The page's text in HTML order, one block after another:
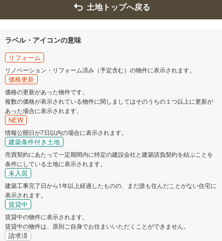
土地トップへ戻る
ラベル・アイコンの意味
リフォーム
リノベーション・リフォーム済み（予定含む）の物件に表示されます。
価格更新
価格の更新があった物件です。
複数の価格が表示されている物件に関しましてはそのうちの１つ以上に更新が
あった場合に表示されます。
NEW
情報公開日が7日以内の場合に表示されます。
建築条件付き土地
売買契約にあたって一定期間内に特定の建設会社と建築請負契約を結ぶことを
条件にしている土地に表示されます。
未入居
建築工事完了日から1年以上経過したものの、まだ誰も住んだことがない住宅に
表示されます。
賃貸中
賃貸中の物件に表示されます。
賃貸中の物件は、原則ご自身でお住まいいただくことができません。
請求済